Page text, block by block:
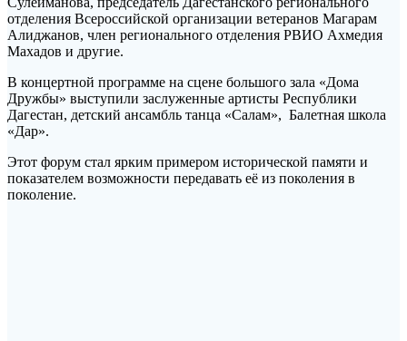
отделения Всероссийской организации ветеранов Магарам
Алиджанов, член регионального отделения РВИО Ахмедия
Махадов и другие.
В концертной программе на сцене большого зала «Дома
Дружбы» выступили заслуженные артисты Республики
Дагестан, детский ансамбль танца «Салам», Балетная школа
«Дар».
Этот форум стал ярким примером исторической памяти и
показателем возможности передавать её из поколения в
поколение.